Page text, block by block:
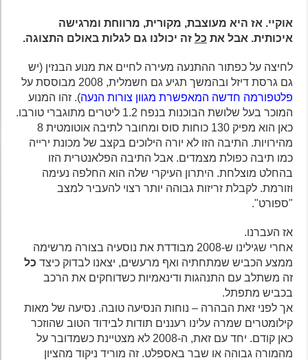
אוקיי. אז היא מעוצבת, מקורית, מרווחת ומרגישה
איכותית. אבל אתכלזה יכולנו גם לגלות באולם התצוגה.
לחיצה על כפתור ההתנעה מעירה לחיים את מנוע הבנזין (יש
גם גרסת דיזל ובהמשך תגיע גם חשמלית, 2008 מבוססת על
פלטפורמה חדשה המאפשרת מגוון צורות הנעה). זהו המנוע
המוכר בעל שלושת הבוכנות בנפח 1.2 ליטרים מתוגברי טורבו.
כאן הוא מפיק 130 כוחות סוס ומחובר לתיבה אוטומטית 8
מהירויות. התיבה הזו לא יורה הילוכים בקצב של מכונת ירייה
כמו תיבה כפולת מצמדים. אבל התיבה הפלאנטרית הזו
בהחלט מוצלחת. היתרון העיקרי שלה הוא החלפה נעימה
וזורמת. לקבלת זריזות גבוהה יותר רצוי להעביר למצב
"ספורט".
אז העברנו.
אחרי שגילינו ש-2008 מבודדת את נוסעיה בצורה מרשימה
ממצע הכביש שמתחתיה ואף מרעשים, יצאנו לבדוק כיצדכל
זה משתלב עם התנהגות ודינאמיות כשדוחקים את הרכב
בכביש מתפתל.
אך לפני זאת הבהרה – נוחות הנסיעה טובה. נסיעה של מאות
קילומטרים שמרה עלינו רעננים תודות לבידוד הטוב שהוזכר
כאן קודם. יחד עם זאת, ה-2008 לא מצטיינת כשמדובר על
מהמורה גבוהה או שבר באספלט. זה מוריד ניקוד מהציון